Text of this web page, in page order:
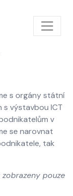
s orgány státní
s výstavbou ICT
v
se narovnat
tak
pouze